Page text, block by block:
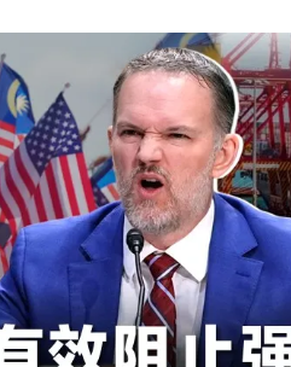
出口产品价值约21亿令吉，
入豁免清单。
领域，约65亿令吉出口额仍
问题
“
提醒，大马出口商仍需关注后